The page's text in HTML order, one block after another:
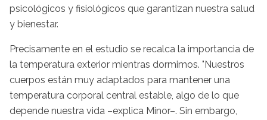
psicológicos y fisiológicos que garantizan nuestra salud
y bienestar.
Precisamente en el estudio se recalca la importancia de
la temperatura exterior mientras dormimos. "Nuestros
cuerpos están muy adaptados para mantener una
temperatura corporal central estable, algo de lo que
depende nuestra vida –explica Minor–. Sin embargo,